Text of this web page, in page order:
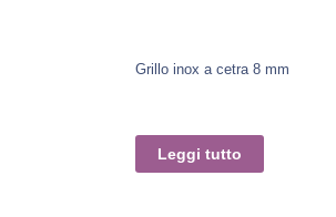
Grillo inox a cetra 8 mm
Leggi tutto